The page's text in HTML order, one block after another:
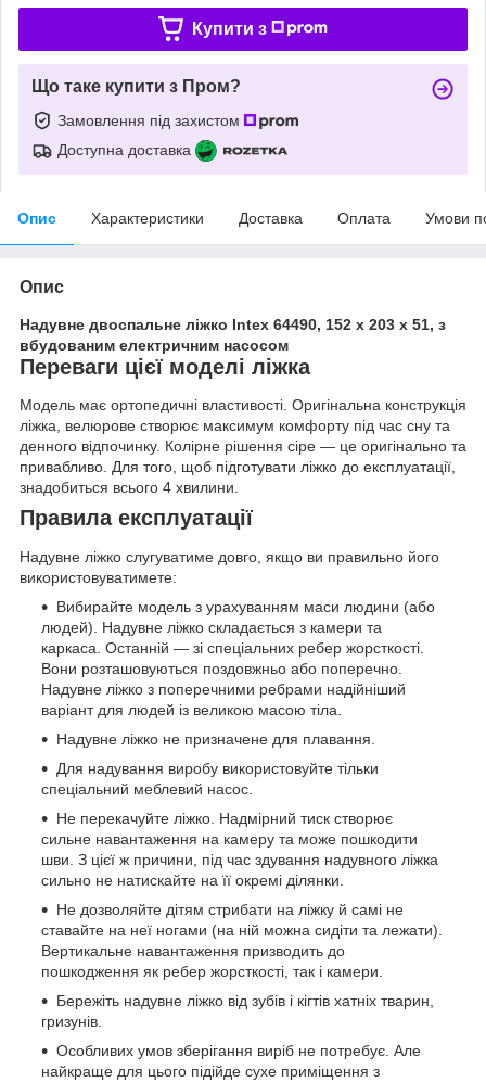
Купити з
Що таке купити з Пром?
Замовлення під захистом
Доступна доставка
Опис Характеристики Доставка Оплата Умови
Опис
Надувне двоспальне ліжко Intex 64490, 152 х 203 х 51, з
вбудованим електричним насосом
Переваги цієї моделі ліжка
Модель має ортопедичні властивості. Оригінальна конструкція
ліжка, велюрове створює максимум комфорту під час сну та
денного відпочинку. Колірне рішення сіре — це оригінально та
привабливо. Для того, щоб підготувати ліжко до експлуатації,
знадобиться всього 4 хвилини.
Правила експлуатації
Надувне ліжко слугуватиме довго, якщо ви правильно його
використовуватимете:
Вибирайте модель з урахуванням маси людини (або
людей). Надувне ліжко складається з камери та
каркаса. Останній — зі спеціальних ребер жорсткості.
Вони розташовуються поздовжньо або поперечно.
Надувне ліжко з поперечними ребрами надійніший
варіант для людей із великою масою тіла.
Надувне ліжко не призначене для плавання.
Для надування виробу використовуйте тільки
спеціальний меблевий насос.
Не перекачуйте ліжко. Надмірний тиск створює
сильне навантаження на камеру та може пошкодити
шви. З цієї ж причини, під час здування надувного ліжка
сильно не натискайте на її окремі ділянки.
Не дозволяйте дітям стрибати на ліжку й самі не
ставайте на неї ногами (на ній можна сидіти та лежати).
Вертикальне навантаження призводить до
пошкодження як ребер жорсткості, так і камери.
Бережіть надувне ліжко від зубів і кігтів хатніх тварин,
гризунів.
Особливих умов зберігання виріб не потребує. Але
найкраще для цього підійде сухе приміщення з